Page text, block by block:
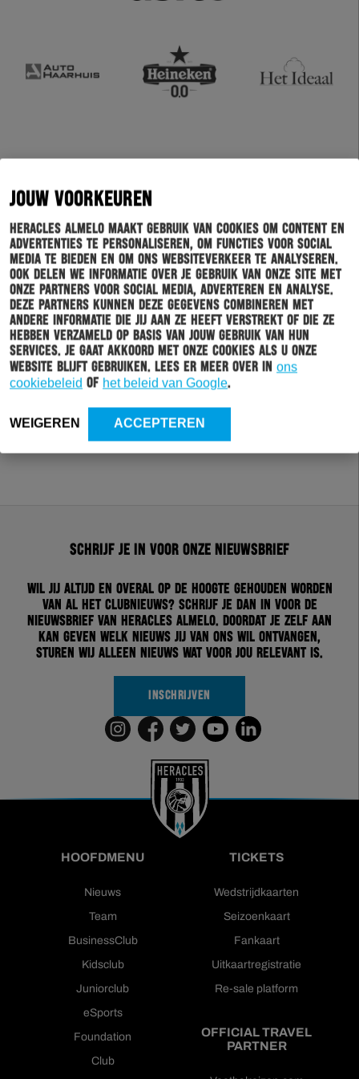
JOUW VOORKEUREN
Heracles Almelo maakt gebruik van cookies om content en
advertenties te personaliseren, om functies voor social
media te bieden en om ons websiteverkeer te analyseren.
Ook delen we informatie over je gebruik van onze site met
onze partners voor social media, adverteren en analyse.
Deze partners kunnen deze gegevens combineren met
andere informatie die jij aan ze heeft verstrekt of die ze
hebben verzameld op basis van jouw gebruik van hun
services. Je gaat akkoord met onze cookies als u onze
website blijft gebruiken. Lees er meer over in ons
cookiebeleid of het beleid van Google.
WEIGEREN ACCEPTEREN
Schrijf je in voor onze nieuwsbrief
Wil jij altijd en overal op de hoogte gehouden worden
van al het clubnieuws? Schrijf je dan in voor de
nieuwsbrief van Heracles Almelo. Doordat je zelf aan
kan geven welk nieuws jij van ons wil ontvangen,
sturen wij alleen nieuws wat voor jou relevant is.
INSCHRIJVEN
HOOFDMENU
Nieuws
Team
BusinessClub
Kidsclub
Juniorclub
eSports
Foundation
Club
TICKETS
Wedstrijdkaarten
Seizoenkaart
Fankaart
Uitkaartregistratie
Re-sale platform
OFFICIAL TRAVEL
PARTNER